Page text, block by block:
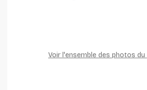
Voir l'ensemble des photos du